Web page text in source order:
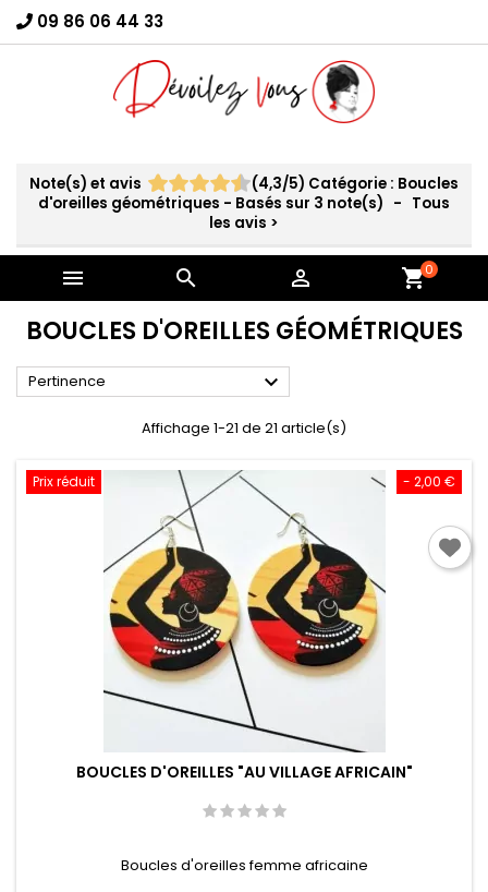
09 86 06 44 33
Note(s) et avis (4,3/5) Catégorie : Boucles
d'oreilles géométriques - Basés sur 3 note(s) - Tous
les avis >
   shopping_cart0
BOUCLES D'OREILLES GÉOMÉTRIQUES
Pertinence 
Affichage 1-21 de 21 article(s)
- 2,00 €
Prix réduit
BOUCLES D'OREILLES "AU VILLAGE AFRICAIN"
Boucles d'oreilles femme africaine
Connexion ×
You need to be logged in to save products in your
Annuler Connexion